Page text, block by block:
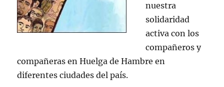
nuestra
solidaridad
activa con los
compañeros y
compañeras en Huelga de Hambre en
diferentes ciudades del país.